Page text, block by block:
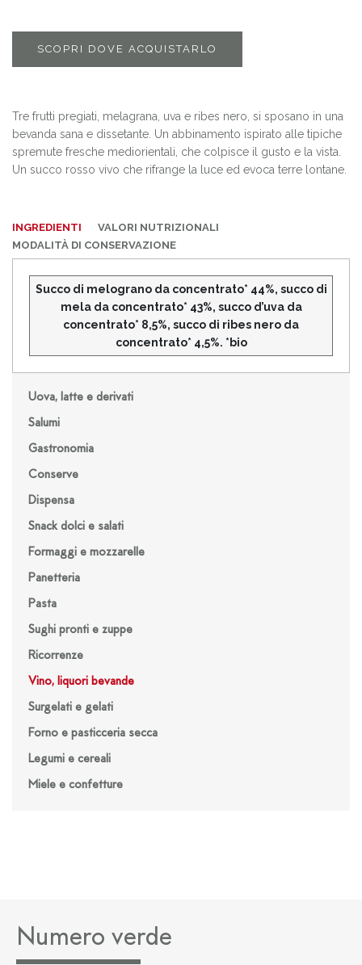
Uova, latte e derivati
Salumi
Gastronomia
Conserve
Dispensa
Snack dolci e salati
Formaggi e mozzarelle
Panetteria
Pasta
Sughi pronti e zuppe
Ricorrenze
Vino, liquori bevande
Surgelati e gelati
Forno e pasticceria secca
Legumi e cereali
Miele e confetture
SCOPRI DOVE ACQUISTARLO
Tre frutti pregiati, melagrana, uva e ribes nero, si sposano in una
bevanda sana e dissetante. Un abbinamento ispirato alle tipiche
spremute fresche mediorientali, che colpisce il gusto e la vista.
Un succo rosso vivo che rifrange la luce ed evoca terre lontane.
INGREDIENTI
VALORI NUTRIZIONALI
MODALITÀ DI CONSERVAZIONE
Succo di melograno da concentrato* 44%, succo di
mela da concentrato* 43%, succo d’uva da
concentrato* 8,5%, succo di ribes nero da
concentrato* 4,5%. *bio
Numero verde